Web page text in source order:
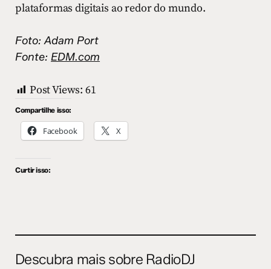
plataformas digitais ao redor do mundo.
Foto: Adam Port
Fonte:EDM.com
Post Views: 61
Compartilhe isso:
Facebook X
Curtir isso:
Descubra mais sobre RadioDJ